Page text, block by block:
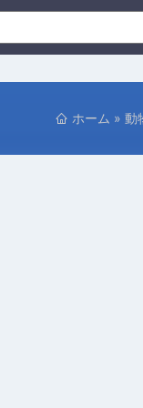
ホーム » 動